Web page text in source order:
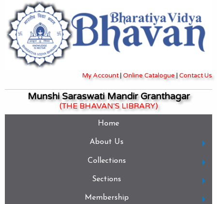
My Account| Online Catalogue| Contact Us
Munshi Saraswati Mandir Granthagar
(THE BHAVAN'S LIBRARY)
Home
About Us
Collections
Sections
Membership